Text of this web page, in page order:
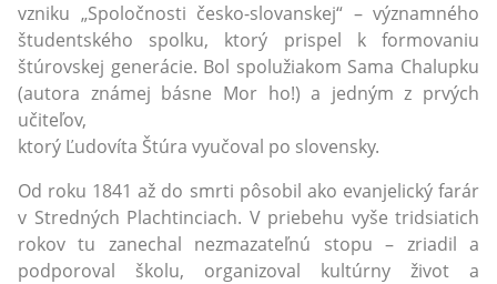
vzniku „Spoločnosti česko-slovanskej“ – významného
študentského spolku, ktorý prispel k formovaniu
štúrovskej generácie. Bol spolužiakom Sama Chalupku
(autora známej básne Mor ho!) a jedným z prvých
učiteľov,
ktorý Ľudovíta Štúra vyučoval po slovensky.
Od roku 1841 až do smrti pôsobil ako evanjelický farár
v Stredných Plachtinciach. V priebehu vyše tridsiatich
rokov tu zanechal nezmazateľnú stopu – zriadil a
podporoval školu, organizoval kultúrny život a